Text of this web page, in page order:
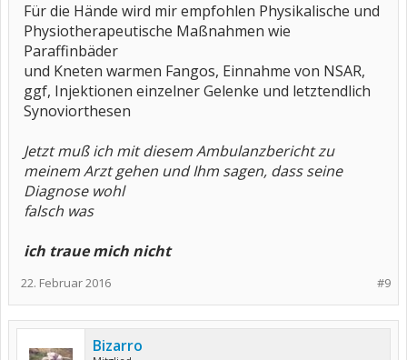
Für die Hände wird mir empfohlen Physikalische und
Physiotherapeutische Maßnahmen wie
Paraffinbäder
und Kneten warmen Fangos, Einnahme von NSAR,
ggf, Injektionen einzelner Gelenke und letztendlich
Synoviorthesen
Jetzt muß ich mit diesem Ambulanzbericht zu
meinem Arzt gehen und Ihm sagen, dass seine
Diagnose wohl
falsch was
ich traue mich nicht
#9
22. Februar 2016
Bizarro